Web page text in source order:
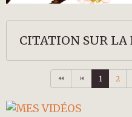
CITATION SUR LA
1 2